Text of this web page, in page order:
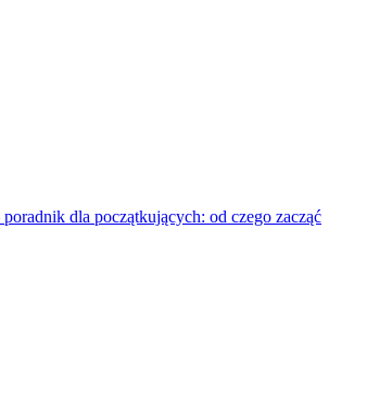
dla początkujących: od czego zacząć